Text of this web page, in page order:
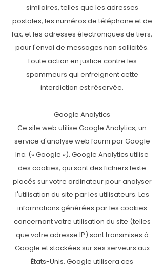
similaires, telles que les adresses
postales, les numéros de téléphone et de
fax, et les adresses électroniques de tiers,
pour l'envoi de messages non sollicités.
Toute action en justice contre les
spammeurs qui enfreignent cette
interdiction est réservée.
Google Analytics
Ce site web utilise Google Analytics, un
service d'analyse web fourni par Google
Inc. (« Google »). Google Analytics utilise
des cookies, qui sont des fichiers texte
placés sur votre ordinateur pour analyser
l'utilisation du site par les utilisateurs. Les
informations générées par les cookies
concernant votre utilisation du site (telles
que votre adresse IP) sont transmises à
Google et stockées sur ses serveurs aux
États-Unis. Google utilisera ces